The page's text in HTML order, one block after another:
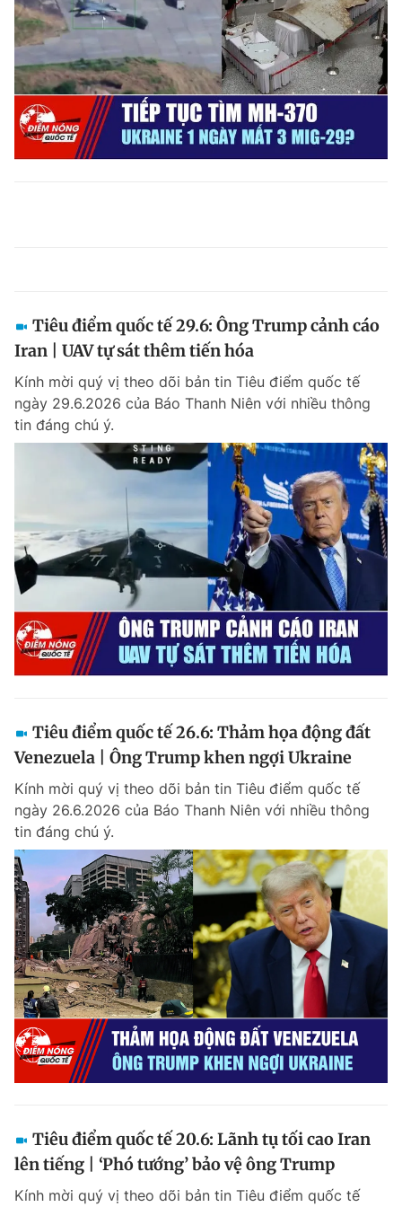
Tiêu điểm quốc tế 29.6: Ông Trump cảnh cáo
Iran | UAV tự sát thêm tiến hóa
Kính mời quý vị theo dõi bản tin Tiêu điểm quốc tế
ngày 29.6.2026 của Báo Thanh Niên với nhiều thông
tin đáng chú ý.
Tiêu điểm quốc tế 26.6: Thảm họa động đất
Venezuela | Ông Trump khen ngợi Ukraine
Kính mời quý vị theo dõi bản tin Tiêu điểm quốc tế
ngày 26.6.2026 của Báo Thanh Niên với nhiều thông
tin đáng chú ý.
Tiêu điểm quốc tế 20.6: Lãnh tụ tối cao Iran
lên tiếng | ‘Phó tướng’ bảo vệ ông Trump
Kính mời quý vị theo dõi bản tin Tiêu điểm quốc tế